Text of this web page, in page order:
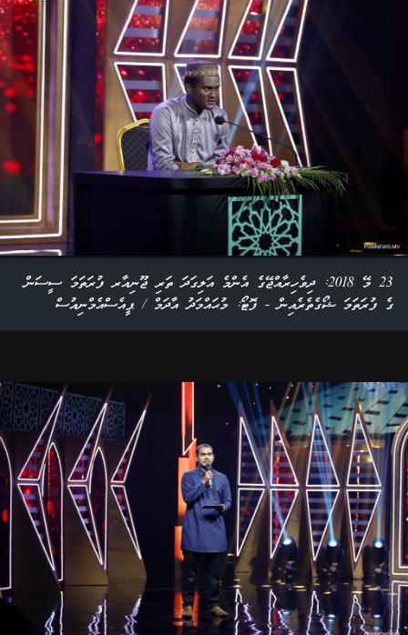
23 މޭ 2018: ދިވެހިރާއްޖޭގެ އެންމެ އަލިގަދަ ތަރި ޖޫނިއާރ ފުރަތަމަ ސީސަން
ގެ ފުރަތަމަ ޝޯގެތެރެއިން - ފޮޓޯ: މުޙައްމަދު އާދަމް / ޕީއެސްއެމްނިއުސް